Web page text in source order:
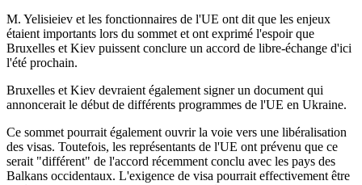
M. Yelisieiev et les fonctionnaires de l'UE ont dit que les enjeux
étaient importants lors du sommet et ont exprimé l'espoir que
Bruxelles et Kiev puissent conclure un accord de libre-échange d'ici
l'été prochain.
Bruxelles et Kiev devraient également signer un document qui
annoncerait le début de différents programmes de l'UE en Ukraine.
Ce sommet pourrait également ouvrir la voie vers une libéralisation
des visas. Toutefois, les représentants de l'UE ont prévenu que ce
serait "différent" de l'accord récemment conclu avec les pays des
Balkans occidentaux. L'exigence de visa pourrait effectivement être